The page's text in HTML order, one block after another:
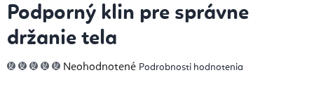
Podporný klin pre správne
držanie tela
Priemerné
hodnotenie
Neohodnotené Podrobnosti hodnotenia